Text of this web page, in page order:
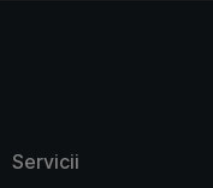
Servicii